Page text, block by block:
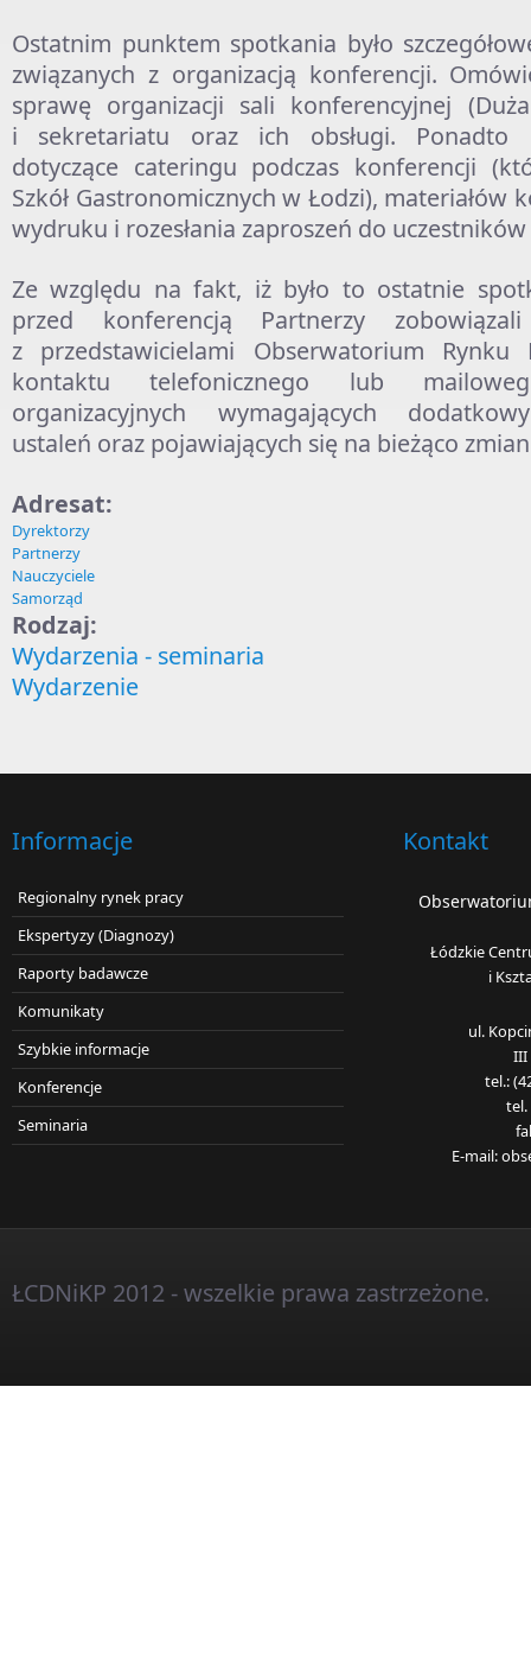
Ostatnim punktem spotkania było
związanych z organizacją konferencji.
sprawę organizacji sali konferencyjnej
i sekretariatu oraz ich obsługi. Ponadto
dotyczące cateringu podczas konferencji
Szkół Gastronomicznych w Łodzi), materiałów
wydruku i rozesłania zaproszeń do
Ze względu na fakt, iż było to ostatnie
przed konferencją Partnerzy
z przedstawicielami Obserwatorium Rynku
kontaktu telefonicznego lub
organizacyjnych wymagających
ustaleń oraz pojawiających się na bieżąco
Adresat:
Dyrektorzy
Partnerzy
Nauczyciele
Samorząd
Rodzaj:
Wydarzenia - seminaria
Wydarzenie
Informacje
Regionalny rynek pracy
Ekspertyzy (Diagnozy)
Raporty badawcze
Komunikaty
Szybkie informacje
Konferencje
Seminaria
Kontakt
Łódzkie
i
ul.
III
tel.:
tel.
E-mail:
ŁCDNiKP 2012 - wszelkie prawa zastrzeżone.